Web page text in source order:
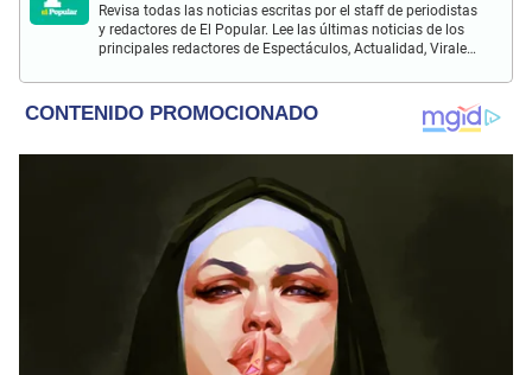
Revisa todas las noticias escritas por el staff de periodistas
y redactores de El Popular. Lee las últimas noticias de los
principales redactores de Espectáculos, Actualidad, Virales,